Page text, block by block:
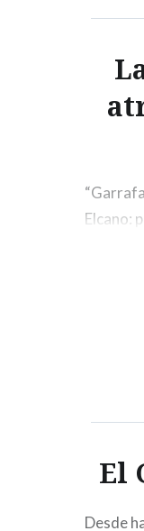
Elcano:
El
Desde